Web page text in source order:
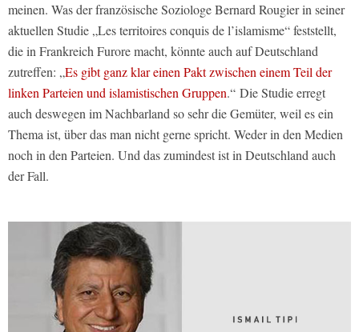
meinen. Was der französische Soziologe Bernard Rougier in seiner
aktuellen Studie „Les territoires conquis de l’islamisme“ feststellt,
die in Frankreich Furore macht, könnte auch auf Deutschland
zutreffen: „Es gibt ganz klar einen Pakt zwischen einem Teil der
linken Parteien und islamistischen Gruppen.“ Die Studie erregt
auch deswegen im Nachbarland so sehr die Gemüter, weil es ein
Thema ist, über das man nicht gerne spricht. Weder in den Medien
noch in den Parteien. Und das zumindest ist in Deutschland auch
der Fall.